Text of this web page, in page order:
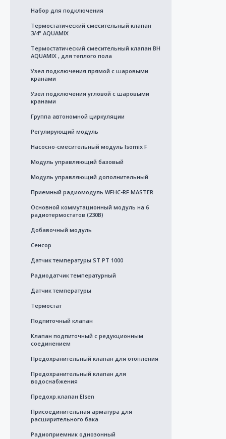
Набор для подключения
Термостатический смесительный клапан
3/4" AQUAMIX
Термостатический смесительный клапан BH
AQUAMIX , для теплого пола
Узел подключения прямой c шаровыми
кранами
Узел подключения угловой с шаровыми
кранами
Группа автономной циркуляции
Регулирующий модуль
Насосно-смесительный модуль Isomix F
Модуль управляющий базовый
Модуль управляющий дополнительный
Приемный радиомодуль WFHC-RF MASTER
Основной коммутационный модуль на 6
радиотермостатов (230В)
Добавочный модуль
Сенсор
Датчик температуры ST PT 1000
Радиодатчик температурный
Датчик температуры
Термостат
Подпиточный клапан
Клапан подпиточный с редукционным
соединением
Предохранительный клапан для отопления
Предохранительный клапан для
водоснабжения
Предохр.клапан Elsen
Присоединительная арматура для
расширительного бака
Радиоприемник однозонный